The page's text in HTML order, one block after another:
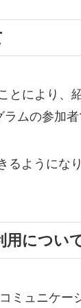
とにより、
ムの参加者
るようにな
用につい
ミュニケー